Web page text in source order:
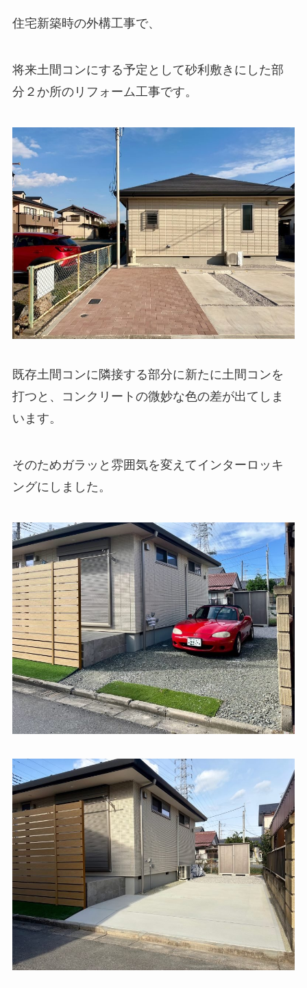
住宅新築時の外構工事で、
将来土間コンにする予定として砂利敷きにした部
分２か所のリフォーム工事です。
既存土間コンに隣接する部分に新たに土間コンを
打つと、コンクリートの微妙な色の差が出てしま
います。
そのためガラッと雰囲気を変えてインターロッキ
ングにしました。